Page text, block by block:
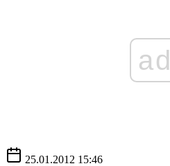
ad
25.01.2012 15:46